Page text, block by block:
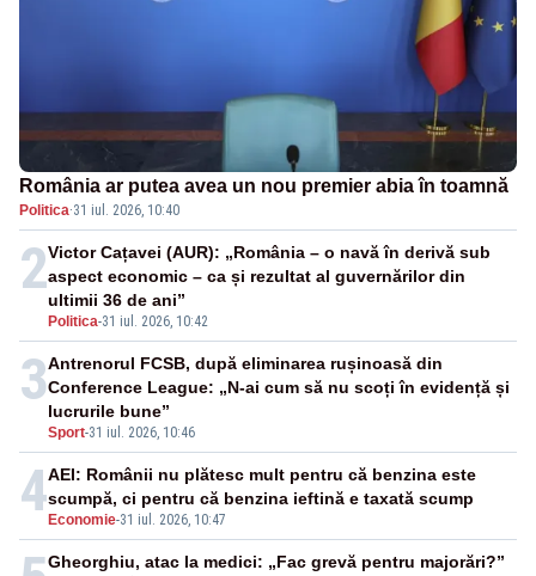
România ar putea avea un nou premier abia în toamnă
Politica·31 iul. 2026, 10:40
2
Politica-31 iul. 2026, 10:42
Victor Cațavei (AUR): „România – o navă în derivă sub
aspect economic – ca și rezultat al guvernărilor din
ultimii 36 de ani”
3
Sport-31 iul. 2026, 10:46
Antrenorul FCSB, după eliminarea rușinoasă din
Conference League: „N-ai cum să nu scoți în evidență și
lucrurile bune”
4 Economie-31 iul. 2026, 10:47
AEI: Românii nu plătesc mult pentru că benzina este
scumpă, ci pentru că benzina ieftină e taxată scump
Gheorghiu, atac la medici: „Fac grevă pentru majorări?”